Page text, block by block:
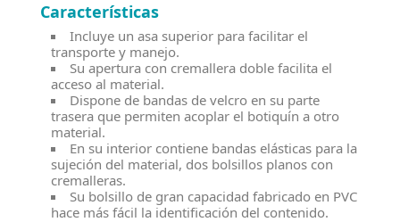
Características
Incluye un asa superior para facilitar el
transporte y manejo.
Su apertura con cremallera doble facilita el
acceso al material.
Dispone de bandas de velcro en su parte
trasera que permiten acoplar el botiquín a otro
material.
En su interior contiene bandas elásticas para la
sujeción del material, dos bolsillos planos con
cremalleras.
Su bolsillo de gran capacidad fabricado en PVC
hace más fácil la identificación del contenido.